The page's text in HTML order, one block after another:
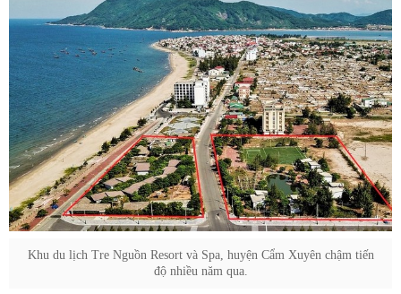
Khu du lịch Tre Nguồn Resort và Spa, huyện Cẩm Xuyên chậm tiến
độ nhiều năm qua.